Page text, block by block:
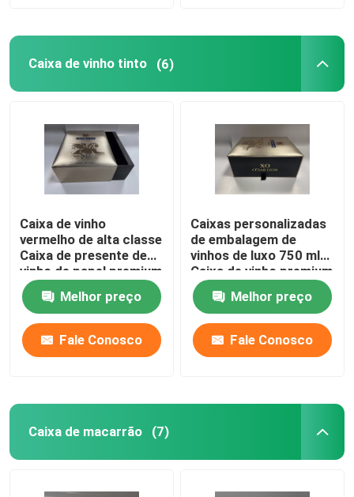
Caixa de vinho tinto (6)
Caixa de vinho
vermelho de alta classe
Caixa de presente de
vinho de papel premium
com impressão em
relevo Melhor preço
Fale Conosco
Caixas personalizadas
de embalagem de
vinhos de luxo 750 ml
Caixa de vinho premium
Melhor preço
Fale Conosco
Caixa de macarrão (7)